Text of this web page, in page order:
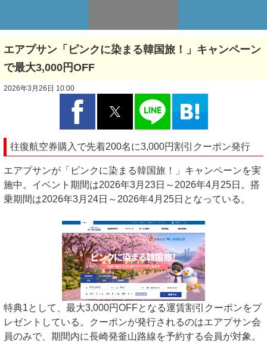
エアプサン「ピンクに染まる韓国旅！」キャンペーン
で最大3,000円OFF
2026年3月26日 10:00
往復航空券購入で先着200名に3,000円割引クーポン発行
エアプサンが「ピンクに染まる韓国旅！」キャンペーンを実
施中。イベント期間は2026年3月23日～2026年4月25日。搭
乗期間は2026年3月24日～2026年4月25日となっている。
特典1として、最大3,000円OFFとなる運賃割引クーポンをプ
レゼントしている。クーポンが発行されるのはエアプサン会
員のみで、期間内に長崎発釜山路線を予約する会員が対象。